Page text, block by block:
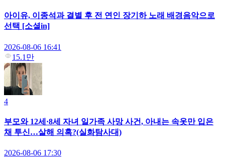
아이유, 이종석과 결별 후 전 연인 장기하 노래 배경음악으로
선택 [소셜in]
2026-08-06 16:41
15.1만
4
부모와 12세·8세 자녀 일가족 사망 사건, 아내는 속옷만 입은
채 투신…살해 의혹?(실화탐사대)
2026-08-06 17:30